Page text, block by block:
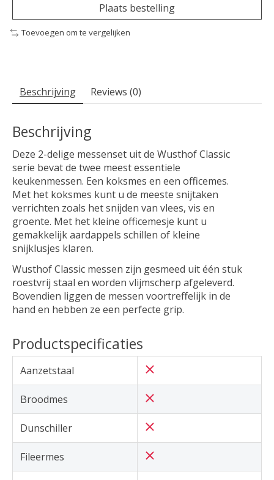
Plaats bestelling
Toevoegen om te vergelijken
Beschrijving Reviews (0)
Beschrijving
Deze 2-delige messenset uit de Wusthof Classic
serie bevat de twee meest essentiele
keukenmessen. Een koksmes en een officemes.
Met het koksmes kunt u de meeste snijtaken
verrichten zoals het snijden van vlees, vis en
groente. Met het kleine officemesje kunt u
gemakkelijk aardappels schillen of kleine
snijklusjes klaren.
Wusthof Classic messen zijn gesmeed uit één stuk
roestvrij staal en worden vlijmscherp afgeleverd.
Bovendien liggen de messen voortreffelijk in de
hand en hebben ze een perfecte grip.
Productspecificaties
Aanzetstaal
Broodmes
Dunschiller
Fileermes